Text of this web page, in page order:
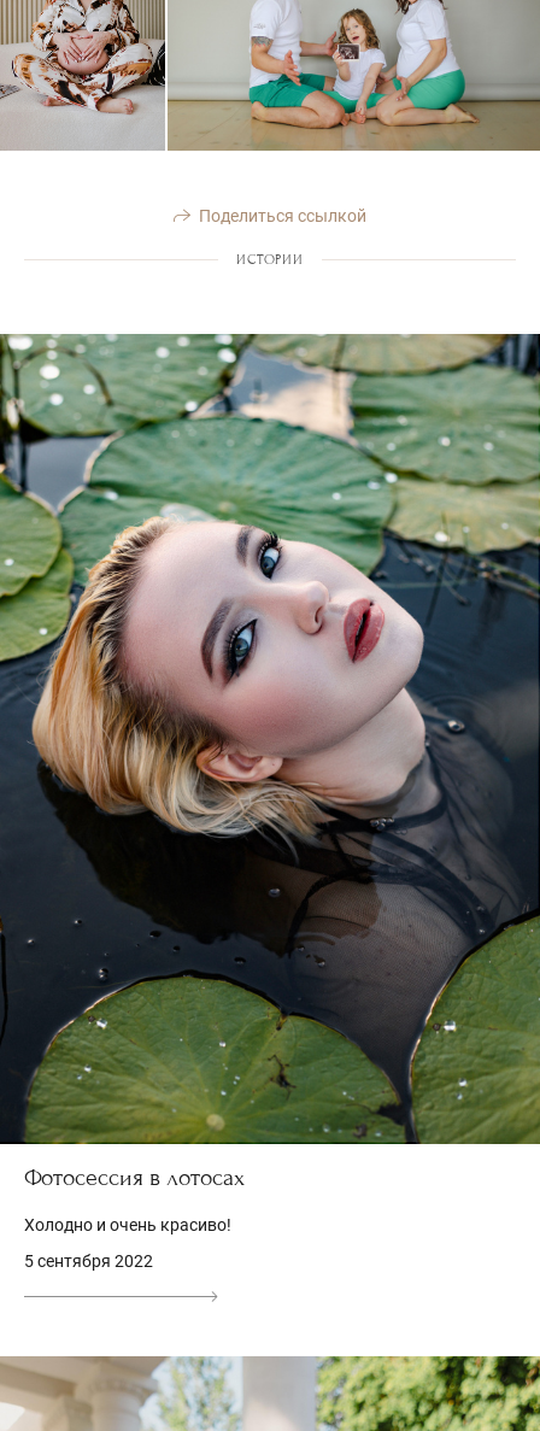
Поделиться ссылкой
ИСТОРИИ
Фотосессия в лотосах
Холодно и очень красиво!
5 сентября 2022